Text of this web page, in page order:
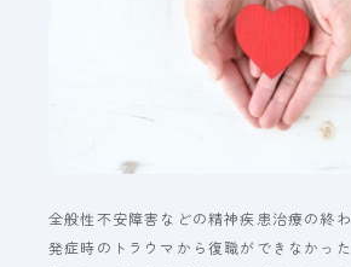
全般性不安障害などの精神疾患治療の終
発症時のトラウマから復職ができなかっ